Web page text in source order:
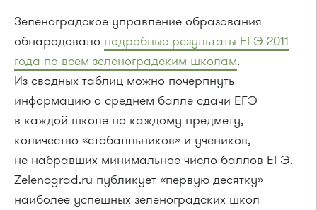
Зеленоградское управление образования
обнародовало подробные результаты ЕГЭ 2011
года по всем зеленоградским школам.
Из сводных таблиц можно почерпнуть
информацию о среднем балле сдачи ЕГЭ
в каждой школе по каждому предмету,
количество «стобалльников» и учеников,
не набравших минимальное число баллов ЕГЭ.
Zelenograd.ru публикует «первую десятку»
наиболее успешных зеленоградских школ